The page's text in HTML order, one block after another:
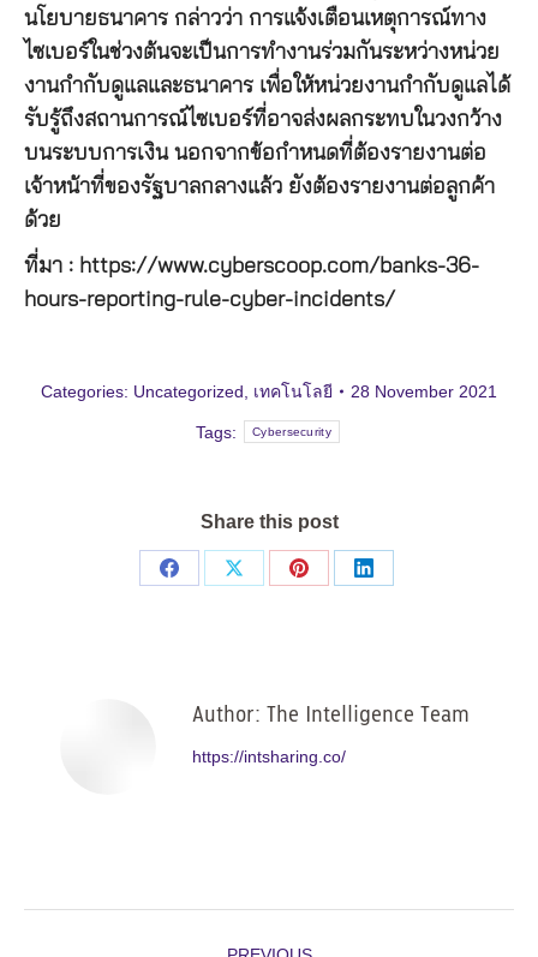
นโยบายธนาคาร กล่าวว่า การแจ้งเตือนเหตุการณ์ทาง
ไซเบอร์ในช่วงต้นจะเป็นการทำงานร่วมกันระหว่างหน่วย
งานกำกับดูแลและธนาคาร เพื่อให้หน่วยงานกำกับดูแลได้
รับรู้ถึงสถานการณ์ไซเบอร์ที่อาจส่งผลกระทบในวงกว้าง
บนระบบการเงิน นอกจากข้อกำหนดที่ต้องรายงานต่อ
เจ้าหน้าที่ของรัฐบาลกลางแล้ว ยังต้องรายงานต่อลูกค้า
ด้วย
ที่มา : https://www.cyberscoop.com/banks-36-
hours-reporting-rule-cyber-incidents/
Categories: Uncategorized เทคโนโลยี 28 November 2021
Tags: Cybersecurity
Share this post
Share
Share
Share
Share
Author: The Intelligence Team
https://intsharing.co/